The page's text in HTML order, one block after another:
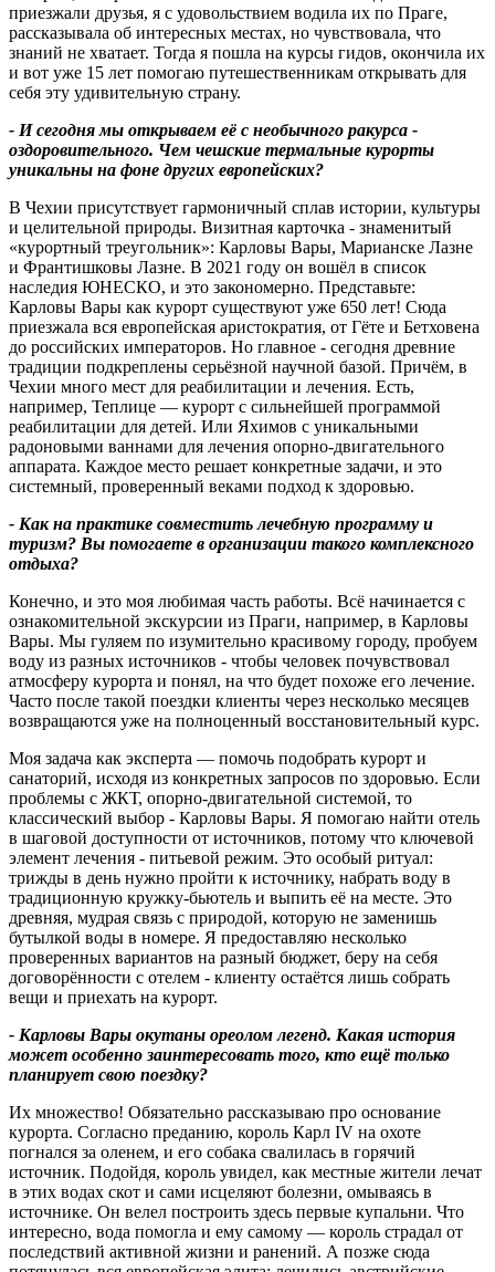
приезжали друзья, я с удовольствием водила их по Праге,
рассказывала об интересных местах, но чувствовала, что
знаний не хватает. Тогда я пошла на курсы гидов, окончила их
и вот уже 15 лет помогаю путешественникам открывать для
себя эту удивительную страну.
- И сегодня мы открываем её с необычного ракурса -
оздоровительного. Чем чешские термальные курорты
уникальны на фоне других европейских?
В Чехии присутствует гармоничный сплав истории, культуры
и целительной природы. Визитная карточка - знаменитый
«курортный треугольник»: Карловы Вары, Марианске Лазне
и Франтишковы Лазне. В 2021 году он вошёл в список
наследия ЮНЕСКО, и это закономерно. Представьте:
Карловы Вары как курорт существуют уже 650 лет! Сюда
приезжала вся европейская аристократия, от Гёте и Бетховена
до российских императоров. Но главное - сегодня древние
традиции подкреплены серьёзной научной базой. Причём, в
Чехии много мест для реабилитации и лечения. Есть,
например, Теплице — курорт с сильнейшей программой
реабилитации для детей. Или Яхимов с уникальными
радоновыми ваннами для лечения опорно-двигательного
аппарата. Каждое место решает конкретные задачи, и это
системный, проверенный веками подход к здоровью.
- Как на практике совместить лечебную программу и
туризм? Вы помогаете в организации такого комплексного
отдыха?
Конечно, и это моя любимая часть работы. Всё начинается с
ознакомительной экскурсии из Праги, например, в Карловы
Вары. Мы гуляем по изумительно красивому городу, пробуем
воду из разных источников - чтобы человек почувствовал
атмосферу курорта и понял, на что будет похоже его лечение.
Часто после такой поездки клиенты через несколько месяцев
возвращаются уже на полноценный восстановительный курс.
Моя задача как эксперта — помочь подобрать курорт и
санаторий, исходя из конкретных запросов по здоровью. Если
проблемы с ЖКТ, опорно-двигательной системой, то
классический выбор - Карловы Вары. Я помогаю найти отель
в шаговой доступности от источников, потому что ключевой
элемент лечения - питьевой режим. Это особый ритуал:
трижды в день нужно пройти к источнику, набрать воду в
традиционную кружку-бьютель и выпить её на месте. Это
древняя, мудрая связь с природой, которую не заменишь
бутылкой воды в номере. Я предоставляю несколько
проверенных вариантов на разный бюджет, беру на себя
договорённости с отелем - клиенту остаётся лишь собрать
вещи и приехать на курорт.
- Карловы Вары окутаны ореолом легенд. Какая история
может особенно заинтересовать того, кто ещё только
планирует свою поездку?
Их множество! Обязательно рассказываю про основание
курорта. Согласно преданию, король Карл IV на охоте
погнался за оленем, и его собака свалилась в горячий
источник. Подойдя, король увидел, как местные жители лечат
в этих водах скот и сами исцеляют болезни, омываясь в
источнике. Он велел построить здесь первые купальни. Что
интересно, вода помогла и ему самому — король страдал от
последствий активной жизни и ранений. А позже сюда